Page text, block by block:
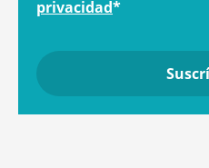
privacidad*